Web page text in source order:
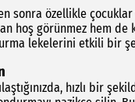
sonra özellikle
hoş görünmez hem de
lekelerini etkili bir
hızlı bir